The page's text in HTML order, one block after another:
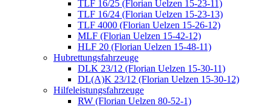
TLF 16/25 (Florian Uelzen 15-23-11)
TLF 16/24 (Florian Uelzen 15-23-13)
TLF 4000 (Florian Uelzen 15-26-12)
MLF (Florian Uelzen 15-42-12)
HLF 20 (Florian Uelzen 15-48-11)
Hubrettungsfahrzeuge
DLK 23/12 (Florian Uelzen 15-30-11)
DL(A)K 23/12 (Florian Uelzen 15-30-12)
Hilfeleistungsfahrzeuge
RW (Florian Uelzen 80-52-1)